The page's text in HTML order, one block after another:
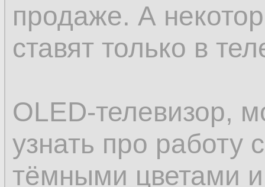
продаже. А
ставят только в
OLED-телевизор,
узнать про работу
тёмными цветами